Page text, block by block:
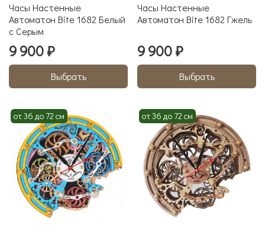
Часы Настенные
Автоматон Bite 1682 Белый
с Серым
9 900 ₽
Выбрать
Часы Настенные
Автоматон Bite 1682 Гжель
9 900 ₽
Выбрать
от 36 до 72 см от 36 до 72 см